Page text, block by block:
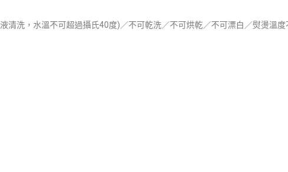
清洗，水溫不可超過攝氏40度)／不可乾洗／不可烘乾／不可漂白／熨燙溫